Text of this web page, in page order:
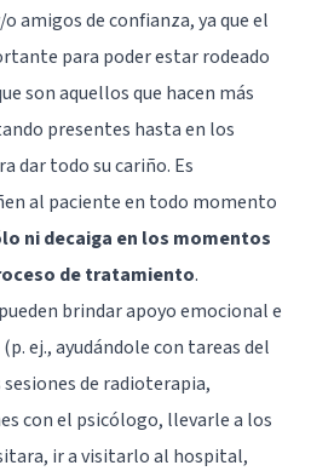
amigos de confianza, ya que el
para poder estar rodeado
son aquellos que hacen más
presentes hasta en los
dar todo su cariño. Es
al paciente en todo momento
ni decaiga en los momentos
de tratamiento.
brindar apoyo emocional e
ej., ayudándole con tareas del
de radioterapia,
con el psicólogo, llevarle a los
ir a visitarlo al hospital,